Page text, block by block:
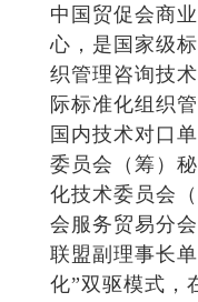
中国贸促会商
心，是国家级
织管理咨询技
际标准化组织
国内技术对口
委员会（筹）
化技术委员会
会服务贸易分
联盟副理事长
化”双驱模式，